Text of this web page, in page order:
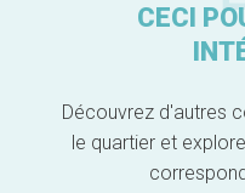
CECI
Découvrez d'autres
le quartier et